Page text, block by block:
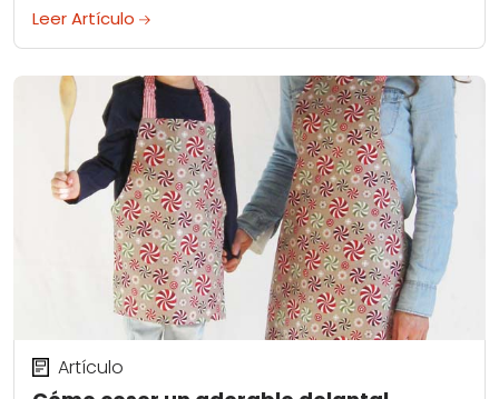
Leer Artículo
Artículo